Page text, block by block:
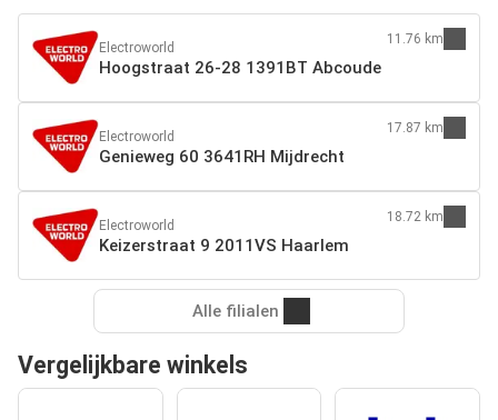
Electroworld
Hoogstraat 26-28 1391BT Abcoude
11.76 km
Electroworld
Genieweg 60 3641RH Mijdrecht
17.87 km
Electroworld
Keizerstraat 9 2011VS Haarlem
18.72 km
Alle filialen
Vergelijkbare winkels